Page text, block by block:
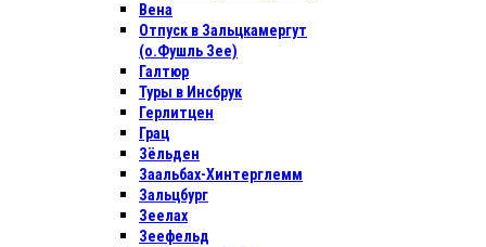
Вена
Отпуск в Зальцкамергут
(о.Фушль Зее)
Галтюр
Туры в Инсбрук
Герлитцен
Грац
Зёльден
Заальбах-Хинтерглемм
Зальцбург
Зеелах
Зеефельд